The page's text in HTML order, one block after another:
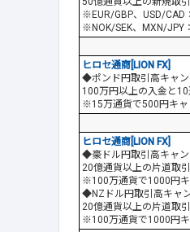
※EUR/GBP、USD/CAD
※NOK/SEK、MXN/JPY
ヒロセ通商[LION FX]
◆ポンド円取引高キャ
100万円以上の入金と
※15万通貨で500円キャ
ヒロセ通商[LION FX]
◆豪ドル円取引高キャ
20億通貨以上の片道取
※100万通貨で1000円
◆NZドル円取引高キャ
20億通貨以上の片道取
※100万通貨で1000円